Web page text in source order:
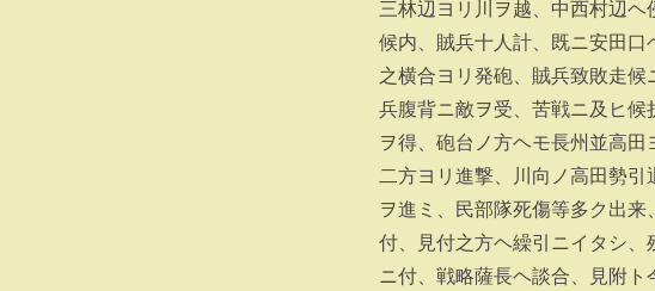
三林辺ヨリ川ヲ越、中西村辺
候内、賊兵十人計、既ニ安田
之横合ヨリ発砲、賊兵致敗走
兵腹背ニ敵ヲ受、苦戦ニ及ヒ
ヲ得、砲台ノ方ヘモ長州並高
二方ヨリ進撃、川向ノ高田勢
ヲ進ミ、民部隊死傷等多ク出
付、見付之方ヘ繰引ニイタシ
ニ付、戦略薩長ヘ談合、見附